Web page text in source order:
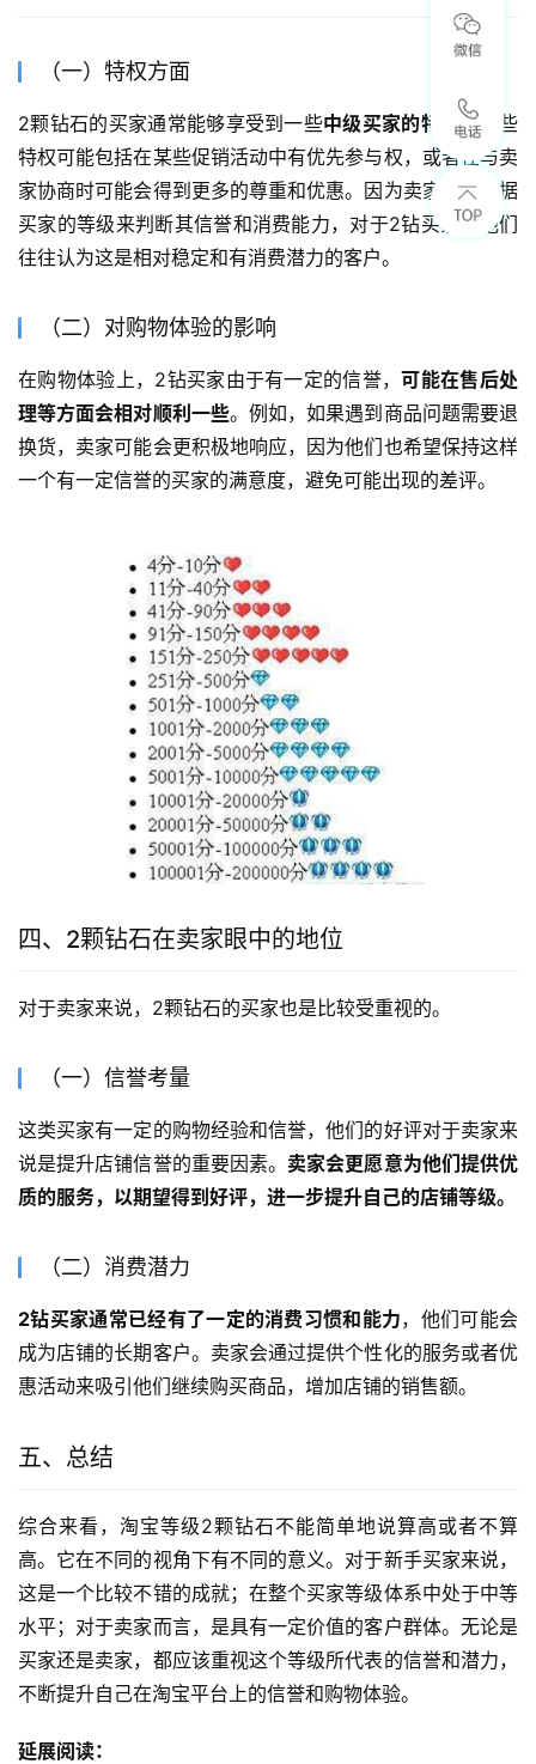
（一）特权方面
2颗钻石的买家通常能够享受到一些中级买家的特权。这些
特权可能包括在某些促销活动中有优先参与权，或者在与卖
家协商时可能会得到更多的尊重和优惠。因为卖家也会根据
买家的等级来判断其信誉和消费能力，对于2钻买家，他们
往往认为这是相对稳定和有消费潜力的客户。
（二）对购物体验的影响
在购物体验上，2钻买家由于有一定的信誉，可能在售后处
理等方面会相对顺利一些。例如，如果遇到商品问题需要退
换货，卖家可能会更积极地响应，因为他们也希望保持这样
一个有一定信誉的买家的满意度，避免可能出现的差评。
四、2颗钻石在卖家眼中的地位
对于卖家来说，2颗钻石的买家也是比较受重视的。
（一）信誉考量
这类买家有一定的购物经验和信誉，他们的好评对于卖家来
说是提升店铺信誉的重要因素。 卖家会更愿意为他们提供优
质的服务，以期望得到好评，进一步提升自己的店铺等级。
（二）消费潜力
2钻买家通常已经有了一定的消费习惯和能力，他们可能会
成为店铺的长期客户。卖家会通过提供个性化的服务或者优
惠活动来吸引他们继续购买商品，增加店铺的销售额。
五、总结
综合来看，淘宝等级2颗钻石不能简单地说算高或者不算
高。它在不同的视角下有不同的意义。对于新手买家来说，
这是一个比较不错的成就；在整个买家等级体系中处于中等
水平；对于卖家而言，是具有一定价值的客户群体。无论是
买家还是卖家，都应该重视这个等级所代表的信誉和潜力，
不断提升自己在淘宝平台上的信誉和购物体验。
延展阅读：